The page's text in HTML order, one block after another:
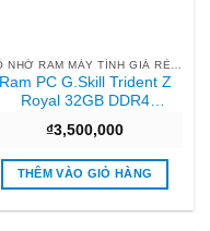
Ram PC G.Skill Trident Z
Royal 32GB DDR4
cao, LED RGB
₫3,500,000
THÊM VÀO GIỎ HÀNG